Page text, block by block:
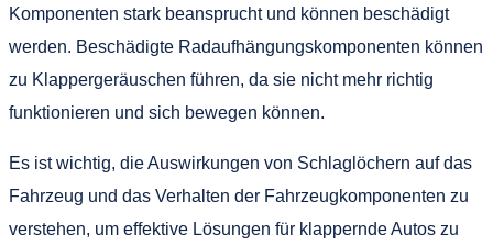
Komponenten stark beansprucht und können beschädigt
werden. Beschädigte Radaufhängungskomponenten können
zu Klappergeräuschen führen, da sie nicht mehr richtig
funktionieren und sich bewegen können.
Es ist wichtig, die Auswirkungen von Schlaglöchern auf das
Fahrzeug und das Verhalten der Fahrzeugkomponenten zu
verstehen, um effektive Lösungen für klappernde Autos zu